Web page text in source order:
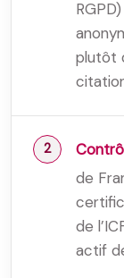
plutôt
de
de
actif